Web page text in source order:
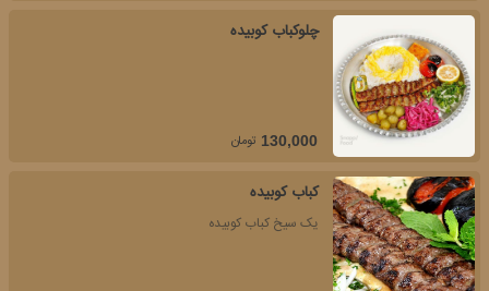
چلوکباب کوبیده
130,000 تومان
کباب کوبیده
یک سیخ کباب کوبیده